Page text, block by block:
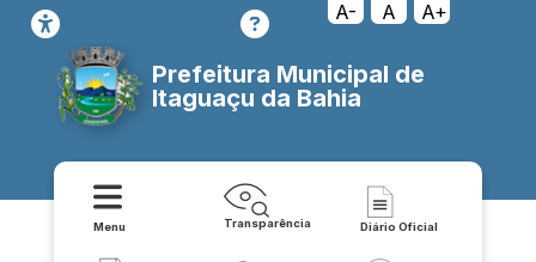
A- A A+
Prefeitura Municipal de
Itaguaçu da Bahia
Menu Transparência Diário Oficial